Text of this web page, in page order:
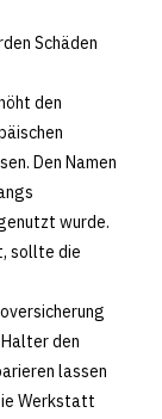
Schäden
den
Den Namen
wurde.
sollte die
den
lassen
Werkstatt